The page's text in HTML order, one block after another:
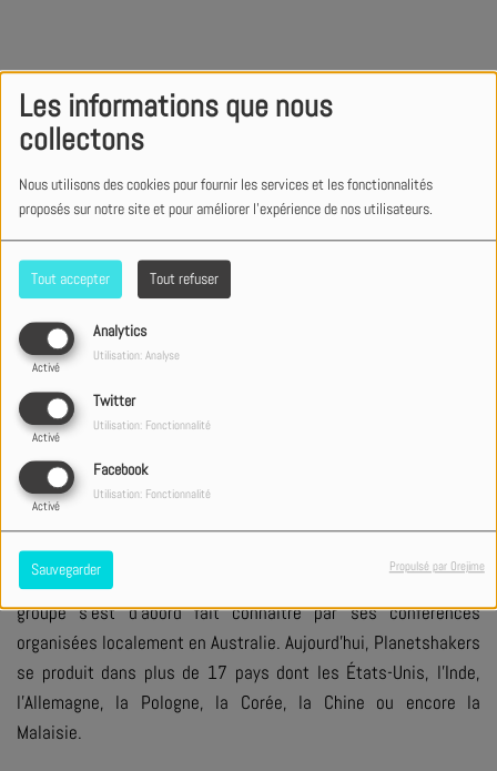
Les informations que nous
collectons
Nous utilisons des cookies pour fournir les services et les fonctionnalités
proposés sur notre site et pour améliorer l'expérience de nos utilisateurs.
Tout accepter Tout refuser
Analytics
Activé
Utilisation: Analyse
Twitter
Activé
Utilisation: Fonctionnalité
Facebook
Activé
Utilisation: Fonctionnalité
Sauvegarder Propulsé par Orejime
L'essentiel...
Bienvenue sur la "Planetshakers", une planète de jeunes
talents, auteurs, compositeurs, musiciens, leaders de
l’Évangile. Leur force de gravité : proclamer à toutes les
nations que la véritable joie et la liberté se trouvent en Jésus-
Christ.
direction des pasteurs Russell et Sam Evans dans le cadre du
ministère "Planetshakers City Church", situé à Melbourne. Le
groupe s’est d’abord fait connaître par ses conférences
organisées localement en Australie. Aujourd’hui, Planetshakers
se produit dans plus de 17 pays dont les États-Unis, l’Inde,
l’Allemagne, la Pologne, la Corée, la Chine ou encore la
Malaisie.